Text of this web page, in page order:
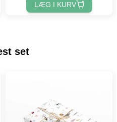
LÆG I KURV
set